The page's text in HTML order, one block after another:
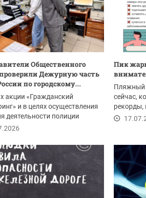
Общественного
Дежурную часть
по городскому...
акции «Гражданский
и в целях осуществления
деятельности полиции
Пик
Пляжный
сейчас,
рекорды,